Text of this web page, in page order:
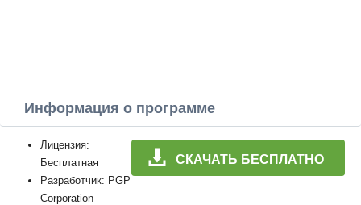
Информация о программе
СКАЧАТЬ БЕСПЛАТНО
Лицензия:
Бесплатная
Разработчик: PGP
Corporation